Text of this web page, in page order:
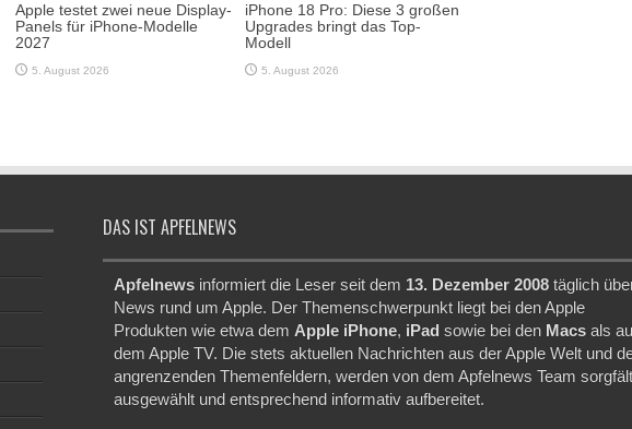
Apple testet zwei neue Display-
Panels für iPhone-Modelle
2027
5. August 2026
iPhone 18 Pro: Diese 3 großen
Upgrades bringt das Top-
Modell
5. August 2026
DAS IST APFELNEWS
Apfelnews informiert die Leser seit dem 13. Dezember 2008 täglich
News rund um Apple. Der Themenschwerpunkt liegt bei den Apple
Produkten wie etwa demApple iPhone, iPad sowie bei den Macs als
dem Apple TV. Die stets aktuellen Nachrichten aus der Apple Welt und
angrenzenden Themenfeldern, werden von dem Apfelnews Team
ausgewählt und entsprechend informativ aufbereitet.